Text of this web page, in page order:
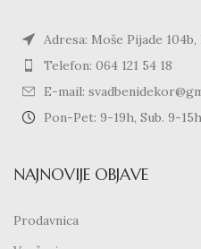
Adresa: Moše Pijade 104b,
Telefon: 064 121 54 18
E-mail:
Pon-Pet: 9-19h, Sub. 9-
NAJNOVIJE OBJAVE
Prodavnica